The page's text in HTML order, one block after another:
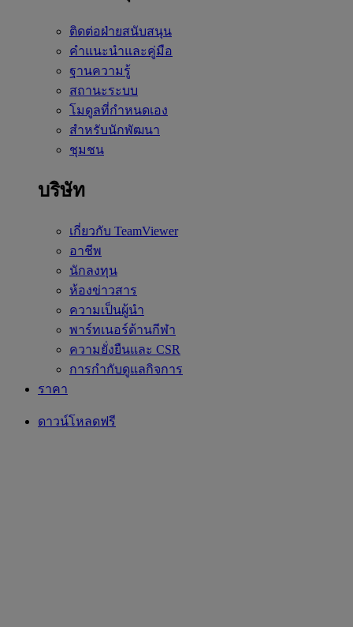
ติดต่อฝ่ายสนับสนุน
คำแนะนำและคู่มือ
ฐานความรู้
สถานะระบบ
โมดูลที่กำหนดเอง
สำหรับนักพัฒนา
ชุมชน
บริษัท
เกี่ยวกับ TeamViewer
อาชีพ
นักลงทุน
ห้องข่าวสาร
ความเป็นผู้นำ
พาร์ทเนอร์ด้านกีฬา
ความยั่งยืนและ CSR
การกำกับดูแลกิจการ
ราคา
ดาวน์โหลดฟรี